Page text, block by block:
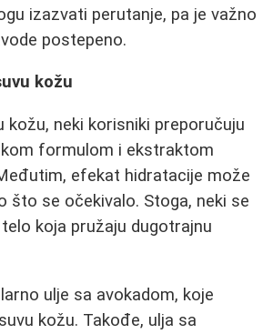
izazvati perutanje, pa je važno
postepeno.
kožu
kožu, neki korisniki preporučuju
formulom i ekstraktom
efekat hidratacije može
što se očekivalo. Stoga, neki se
koja pružaju dugotrajnu
ulje sa avokadom, koje
kožu. Takođe, ulja sa